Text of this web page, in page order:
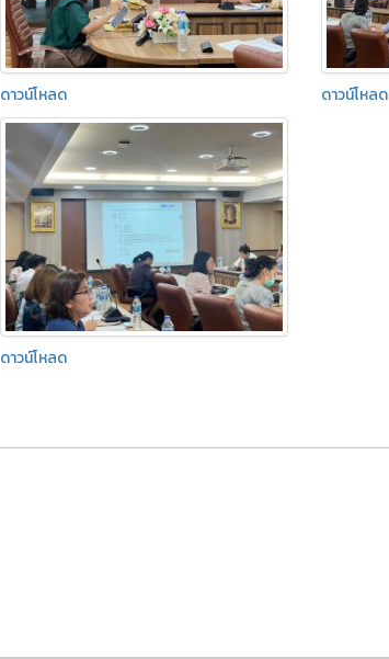
ดาวน์โหลด ดาวน์โหลด
ดาวน์โหลด